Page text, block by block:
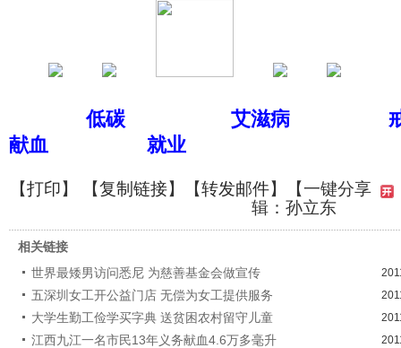
低碳 艾滋病
献血
就业
【打印】 【复制链接】【转发邮件】
【一键分享
辑：孙立东
相关链接
世界最矮男访问悉尼 为慈善基金会做宣传
五深圳女工开公益门店 无偿为女工提供服务
大学生勤工俭学买字典 送贫困农村留守儿童
江西九江一名市民13年义务献血4.6万多毫升